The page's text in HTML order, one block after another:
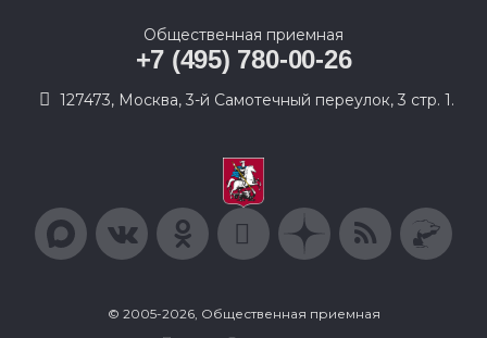
Общественная приемная
+7 (495) 780-00-26
127473, Москва, 3-й Самотечный переулок, 3 стр. 1.
© 2005-2026, Общественная приемная